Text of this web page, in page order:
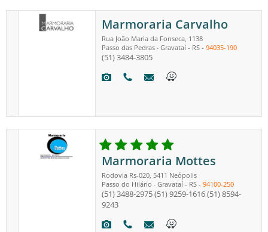
Marmoraria Carvalho
Rua João Maria da Fonseca, 1138
Passo das Pedras - Gravataí- RS- 94035-190
(51) 3484-3805
Marmoraria Mottes
Rodovia Rs-020, 5411 Neópolis
Passo do Hilário - Gravataí- RS- 94100-250
(51) 3488-2975(51) 9259-1616(51) 8594-
9243